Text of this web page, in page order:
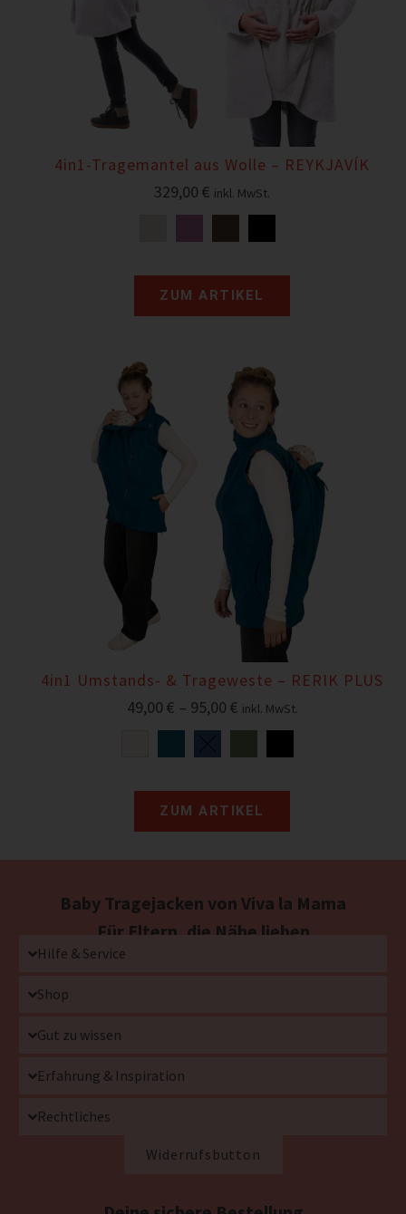
4in1-Tragemantel aus Wolle – REYKJAVÍK
329,00 € inkl. MwSt.
ZUM ARTIKEL
4in1 Umstands- & Trageweste – RERIK PLUS
49,00 € – 95,00 € inkl. MwSt.
ZUM ARTIKEL
Baby Tragejacken von Viva la Mama
Für Eltern, die Nähe lieben
Hilfe & Service
Shop
Gut zu wissen
Erfahrung & Inspiration
Rechtliches
Widerrufsbutton